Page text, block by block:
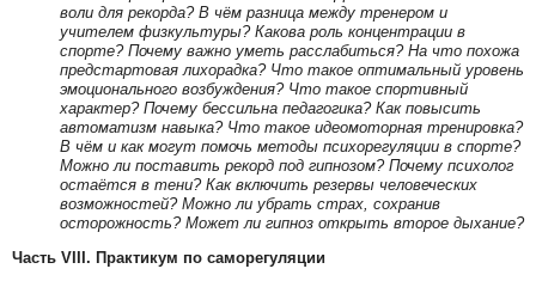
воли для рекорда? В чём разница между тренером и
учителем физкультуры? Какова роль концентрации в
спорте? Почему важно уметь расслабиться? На что похожа
предстартовая лихорадка? Что такое оптимальный уровень
эмоционального возбуждения? Что такое спортивный
характер? Почему бессильна педагогика? Как повысить
автоматизм навыка? Что такое идеомоторная тренировка?
В чём и как могут помочь методы психорегуляции в спорте?
Можно ли поставить рекорд под гипнозом? Почему психолог
остаётся в тени? Как включить резервы человеческих
возможностей? Можно ли убрать страх, сохранив
осторожность? Может ли гипноз открыть второе дыхание?
Часть VIII. Практикум по саморегуляции